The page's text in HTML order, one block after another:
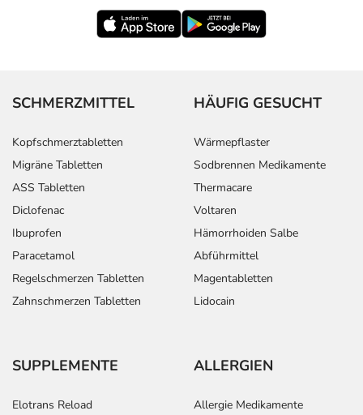
SCHMERZMITTEL
Kopfschmerztabletten
Migräne Tabletten
ASS Tabletten
Diclofenac
Ibuprofen
Paracetamol
Regelschmerzen Tabletten
Zahnschmerzen Tabletten
HÄUFIG GESUCHT
Wärmepflaster
Sodbrennen Medikamente
Thermacare
Voltaren
Hämorrhoiden Salbe
Abführmittel
Magentabletten
Lidocain
SUPPLEMENTE
Elotrans Reload
ALLERGIEN
Allergie Medikamente